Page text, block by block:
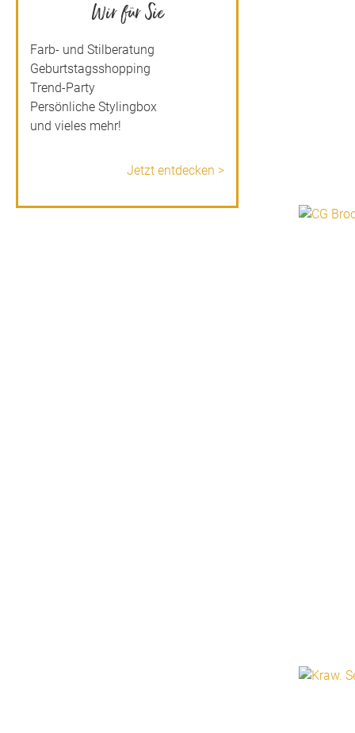
Wir für Sie
Farb- und Stilberatung
Geburtstagsshopping
Trend-Party
Persönliche Stylingbox
und vieles mehr!
Jetzt entdecken >